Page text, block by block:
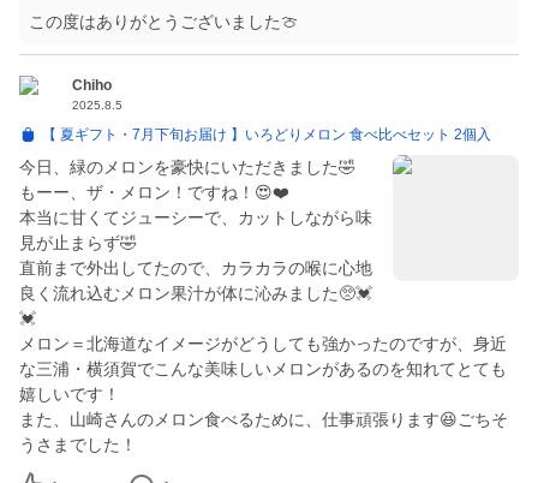
この度はありがとうございました🍈
Chiho
2025.8.5
【 夏ギフト・7月下旬お届け 】いろどりメロン 食べ比べセット 2個入
今日、緑のメロンを豪快にいただきました🤣
もーー、ザ・メロン！ですね！😍❤️
本当に甘くてジューシーで、カットしながら味
見が止まらず🤣
直前まで外出してたので、カラカラの喉に心地
良く流れ込むメロン果汁が体に沁みました🥺💓
💓
メロン＝北海道なイメージがどうしても強かったのですが、身近
な三浦・横須賀でこんな美味しいメロンがあるのを知れてとても
嬉しいです！
また、山崎さんのメロン食べるために、仕事頑張ります😆ごちそ
うさまでした！